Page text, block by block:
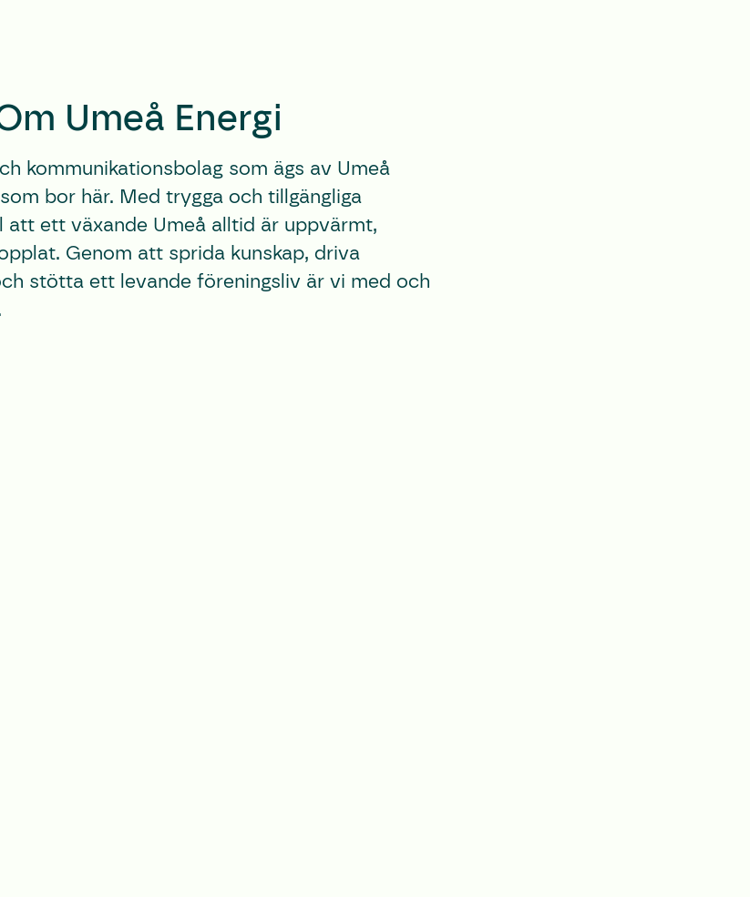
Umeå Energi
kommunikationsbolag som ägs av Umeå
bor här. Med trygga och tillgängliga
att ett växande Umeå alltid är uppvärmt,
Genom att sprida kunskap, driva
stötta ett levande föreningsliv är vi med och